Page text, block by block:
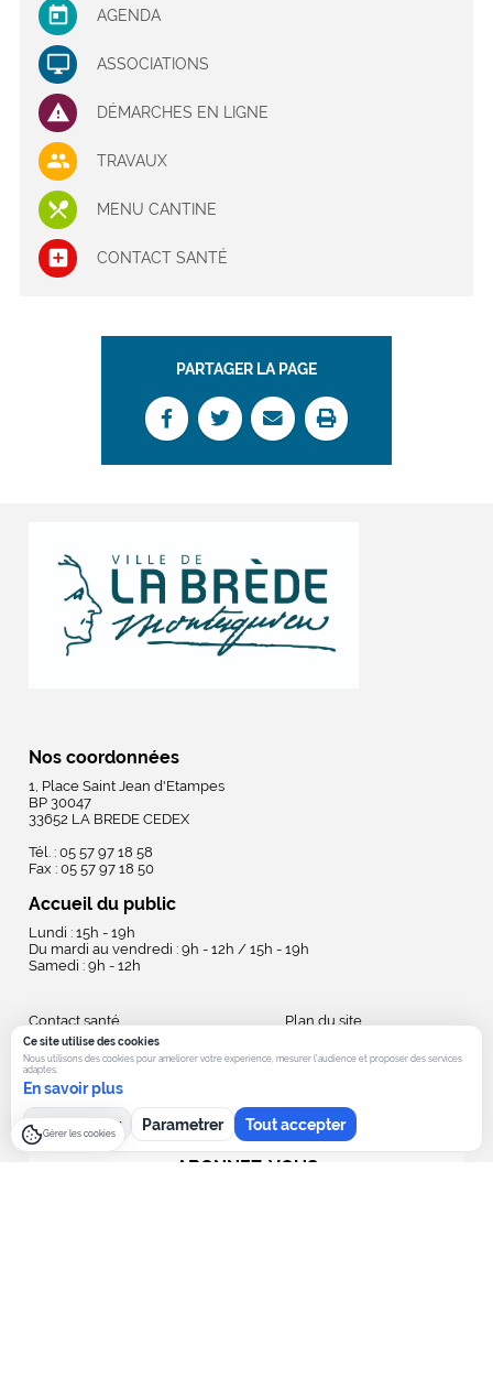
AGENDA
ASSOCIATIONS
DÉMARCHES EN LIGNE
TRAVAUX
MENU CANTINE
CONTACT SANTÉ
PARTAGER LA PAGE
Nos coordonnées
1, Place Saint Jean d'Etampes
BP 30047
33652 LA BREDE CEDEX
Tél. : 05 57 97 18 58
Fax : 05 57 97 18 50
Accueil du public
Lundi : 15h - 19h
Du mardi au vendredi : 9h - 12h / 15h - 19h
Samedi : 9h - 12h
Contact santé
Nouveaux arrivants
Coordonnées et horaires
Marchés publics
Publications
Plan du site
Politique des cookies
Mentions Légales
ABONNEZ-VOUS
Ce site utilise des cookies
Nous utilisons des cookies pour ameliorer votre experience, mesurer l’audience et proposer des services
adaptes.
En savoir plus
Tout refuser Parametrer Tout accepter
Gérer les cookies